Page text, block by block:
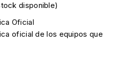
disponible)
Oficial
oficial de los equipos que